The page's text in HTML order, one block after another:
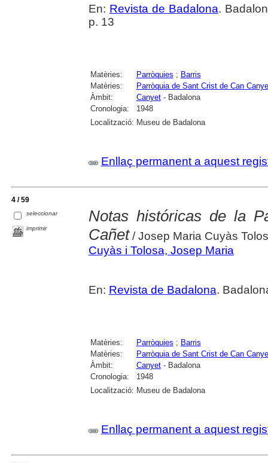
En: Revista de Badalona.
p. 13
Matèries: Parròquies ; Barris
Matèries:
Parròquia de Sant Crist de Can
Àmbit:
Canyet- Badalona
Cronologia:
1948
Localització: Museu de Badalona
Enllaç permanent a aquest
4 / 59
seleccionar
imprimir
Notas históricas de la
Cañet/ Josep Maria Cuyàs
Cuyàs i Tolosa, Josep Maria
En: Revista de Badalona.
Matèries: Parròquies ; Barris
Matèries:
Parròquia de Sant Crist de Can
Àmbit:
Canyet- Badalona
Cronologia:
1948
Localització: Museu de Badalona
Enllaç permanent a aquest